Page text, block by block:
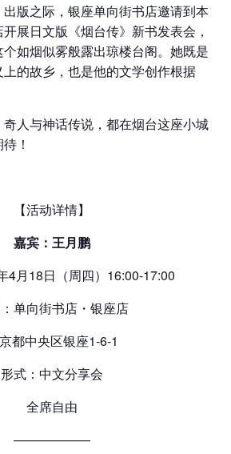
版之际，银座单向街书店邀请到本
展日文版《烟台传》新书发表会，
如烟似雾般露出琼楼台阁。她既是
的故乡，也是他的文学创作根据
人与神话传说，都在烟台这座小城
！
【活动详情】
嘉宾：王月鹏
4月18日（周四）16:00-17:00
单向街书店・银座店
都中央区银座1-6-1
形式：中文分享会
全席自由
——————